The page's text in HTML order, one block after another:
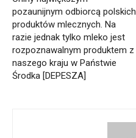
pozaunijnym odbiorcą polskich
produktów mlecznych. Na
razie jednak tylko mleko jest
rozpoznawalnym produktem z
naszego kraju w Państwie
Środka [DEPESZA]